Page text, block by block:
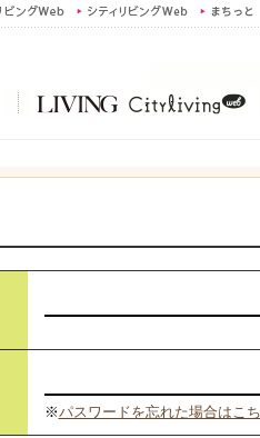
※パスワードを忘れた場合はこ